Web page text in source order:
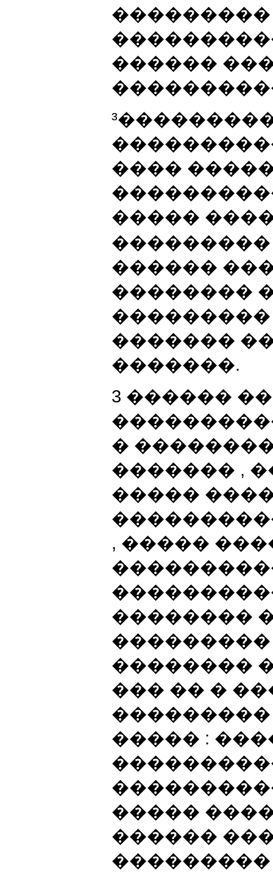
������
����
�����
������
��������
�������
�������.
3 ������
�
������� ,
�����
, �����
��������
��������
��� �� �
���������
����� :
�����
������